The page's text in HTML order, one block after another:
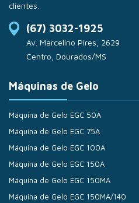
clientes.
(67) 3032-1925
Av. Marcelino Pires, 2629
Centro, Dourados/MS
Máquinas de Gelo
Máquina de Gelo EGC 50A
Máquina de Gelo EGC 75A
Máquina de Gelo EGC 100A
Máquina de Gelo EGC 150A
Máquina de Gelo EGC 150MA
Máquina de Gelo EGC 150MA/140